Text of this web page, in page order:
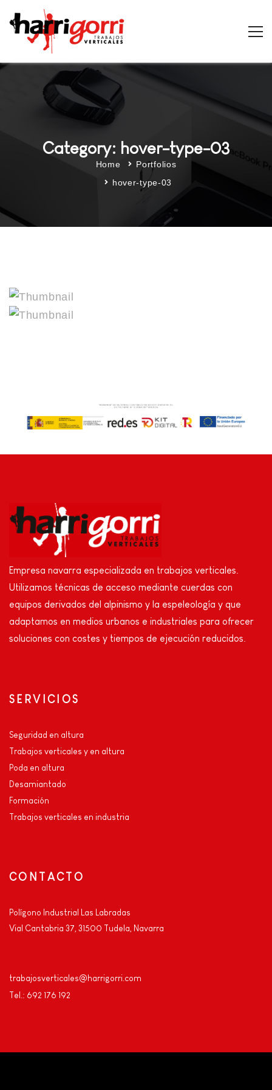
Category: hover-type-03
Home
Portfolios
hover-type-03
Empresa navarra especializada en trabajos verticales.
Utilizamos técnicas de acceso mediante cuerdas con
equipos derivados del alpinismo y la espeleología y que
adaptamos en medios urbanos e industriales para ofrecer
soluciones con costes y tiempos de ejecución reducidos.
SERVICIOS
Seguridad en altura
Trabajos verticales y en altura
Poda en altura
Desamiantado
Formación
Trabajos verticales en industria
CONTACTO
Polígono Industrial Las Labradas
Vial Cantabria 37, 31500 Tudela, Navarra
trabajosverticales@harrigorri.com
Tel.: 692 176 192